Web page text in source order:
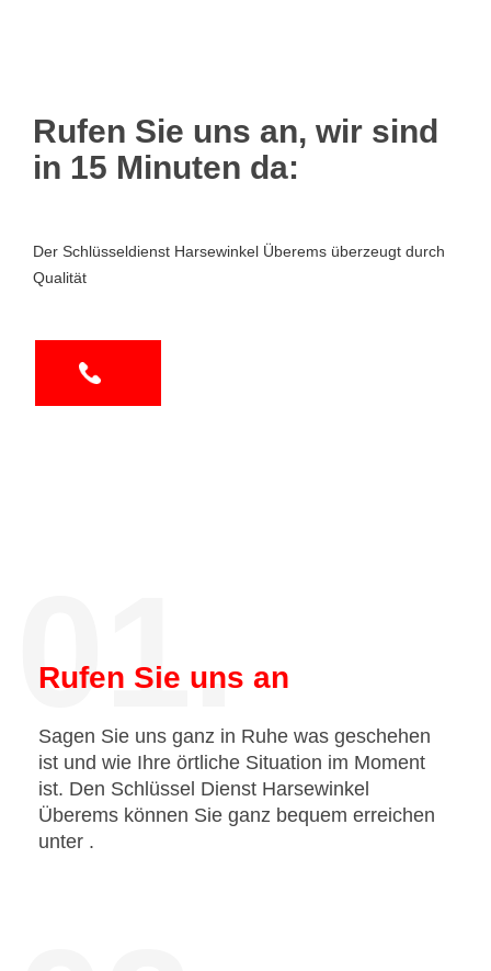
Rufen Sie uns an, wir sind
in 15 Minuten da:
Der Schlüsseldienst Harsewinkel Überems überzeugt durch
Qualität
01.
Rufen Sie uns an
Sagen Sie uns ganz in Ruhe was geschehen
ist und wie Ihre örtliche Situation im Moment
ist. Den Schlüssel Dienst Harsewinkel
Überems können Sie ganz bequem erreichen
unter .